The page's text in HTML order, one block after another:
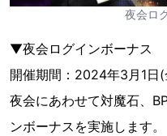
夜会ロ
▼夜会ログインボーナス
開催期間：2024年3月1
夜会にあわせて対魔石、
ンボーナスを実施します。